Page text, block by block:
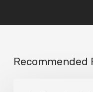
Recommended